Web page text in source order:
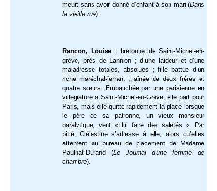
meurt sans avoir donné d’enfant à son mari (Dans
la vieille rue).
Randon, Louise : bretonne de Saint-Michel-en-
grève, près de Lannion ; d’une laideur et d’une
maladresse totales, absolues ; fille battue d’un
riche maréchal-ferrant ; aînée de deux frères et
quatre sœurs. Embauchée par une parisienne en
villégiature à Saint-Michel-en-Grève, elle part pour
Paris, mais elle quitte rapidement la place lorsque
le père de sa patronne, un vieux monsieur
paralytique, veut « lui faire des saletés ». Par
pitié, Clélestine s’adresse à elle, alors qu’elles
attentent au bureau de placement de Madame
Paulhat-Durand (Le Journal d’une femme de
chambre).